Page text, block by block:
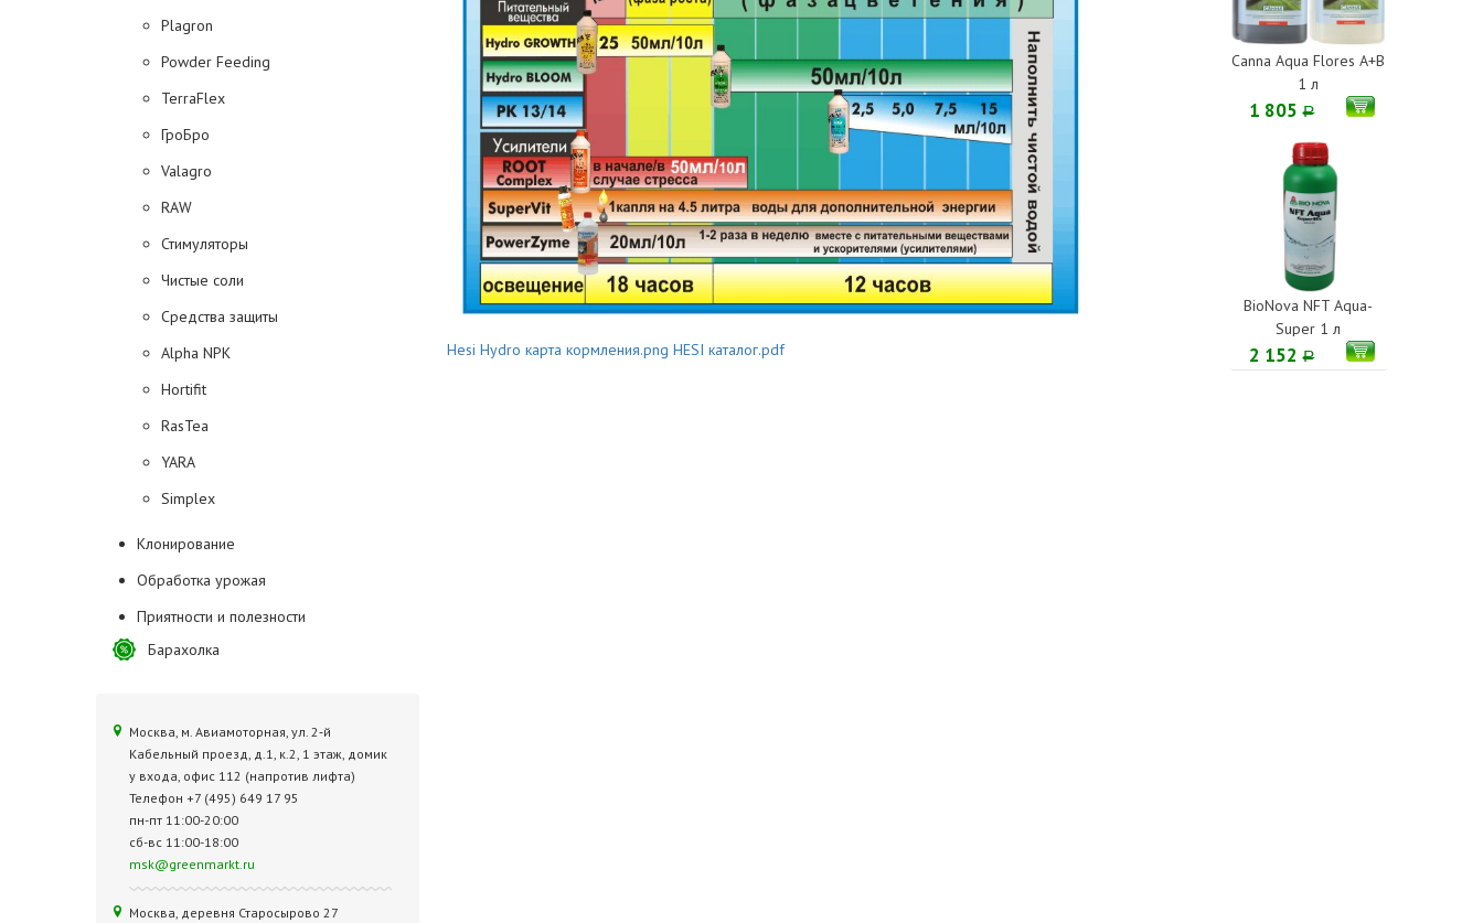
Plagron
Powder Feeding
TerraFlex
ГроБро
Valagro
RAW
Стимуляторы
Чистые соли
Средства защиты
Alpha NPK
Hortifit
RasTea
YARA
Simplex
Клонирование
Обработка урожая
Приятности и полезности
Барахолка
Москва, м. Авиамоторная, ул. 2‑й
Кабельный проезд, д.1, к.2, 1 этаж, домик
у входа, офис 112 (напротив лифта)
Телефон +7 (495) 649 17 95
пн-пт 11:00-20:00
сб-вс 11:00-18:00
msk@greenmarkt.ru
Москва, деревня Старосырово 27
Canna Aqua Flores A+B
1 л
1 805Р
BioNova NFT Aqua-
Super 1 л
2 152Р
Hesi Hydro карта кормления.png HESI каталог.pdf